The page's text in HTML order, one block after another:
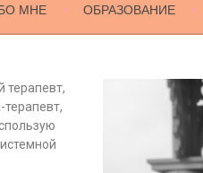
МНЕ ОБРАЗОВАНИЕ
терапевт,
терапевт,